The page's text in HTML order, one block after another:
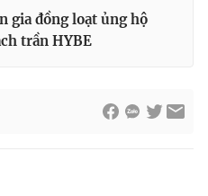
gia đồng loạt ủng hộ
trần HYBE